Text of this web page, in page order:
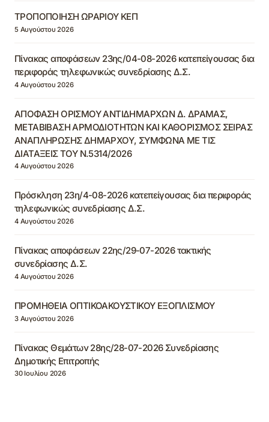
ΤΡΟΠΟΠΟΙΗΣΗ ΩΡΑΡΙΟΥ ΚΕΠ
5 Αυγούστου 2026
Πίνακας αποφάσεων 23ης/04-08-2026 κατεπείγουσας δια
περιφοράς τηλεφωνικώς συνεδρίασης Δ.Σ.
4 Αυγούστου 2026
ΑΠΟΦΑΣΗ ΟΡΙΣΜΟΥ ΑΝΤΙΔΗΜΑΡΧΩΝ Δ. ΔΡΑΜΑΣ,
ΜΕΤΑΒΙΒΑΣΗ ΑΡΜΟΔΙΟΤΗΤΩΝ ΚΑΙ ΚΑΘΟΡΙΣΜΟΣ ΣΕΙΡΑΣ
ΑΝΑΠΛΗΡΩΣΗΣ ΔΗΜΑΡΧΟΥ, ΣΥΜΦΩΝΑ ΜΕ ΤΙΣ
ΔΙΑΤΑΞΕΙΣ ΤΟΥ Ν.5314/2026
4 Αυγούστου 2026
Πρόσκληση 23η/4-08-2026 κατεπείγουσας δια περιφοράς
τηλεφωνικώς συνεδρίασης Δ.Σ.
4 Αυγούστου 2026
Πίνακας αποφάσεων 22ης/29-07-2026 τακτικής
συνεδρίασης Δ.Σ.
4 Αυγούστου 2026
ΠΡΟΜΗΘΕΙΑ ΟΠΤΙΚΟΑΚΟΥΣΤΙΚΟΥ ΕΞΟΠΛΙΣΜΟΥ
3 Αυγούστου 2026
Πίνακας Θεμάτων 28ης/28-07-2026 Συνεδρίασης
Δημοτικής Επιτροπής
30 Ιουλίου 2026